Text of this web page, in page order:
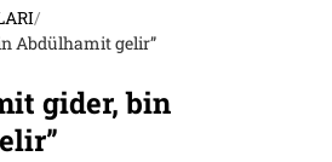
/
Abdülhamit gelir”
gider, bin